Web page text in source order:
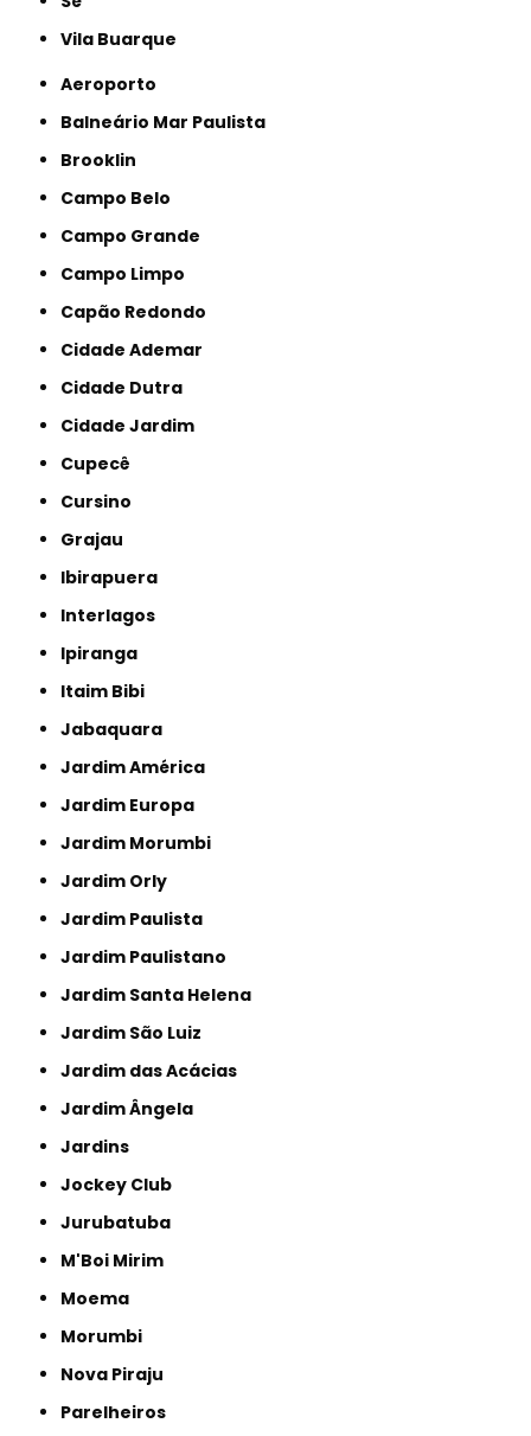
Vila Buarque
Aeroporto
Balneário Mar Paulista
Brooklin
Campo Belo
Campo Grande
Campo Limpo
Capão Redondo
Cidade Ademar
Cidade Dutra
Cidade Jardim
Cupecê
Cursino
Grajau
Ibirapuera
Interlagos
Ipiranga
Itaim Bibi
Jabaquara
Jardim América
Jardim Europa
Jardim Morumbi
Jardim Orly
Jardim Paulista
Jardim Paulistano
Jardim Santa Helena
Jardim São Luiz
Jardim das Acácias
Jardim Ângela
Jardins
Jockey Club
Jurubatuba
M'Boi Mirim
Moema
Morumbi
Nova Piraju
Parelheiros